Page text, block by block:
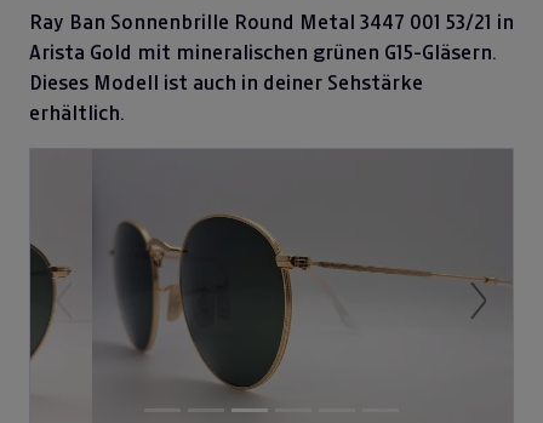
Ray Ban Sonnenbrille Round Metal 3447 001 53/21 in
Arista Gold mit mineralischen grünen G15-Gläsern.
Dieses Modell ist auch in deiner Sehstärke
erhältlich.
Next